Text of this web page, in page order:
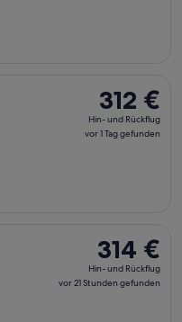
312 €
Hin-
und
312 €
Hin- und Rückflug
vor 1 Tag gefunden
314 €
Hin-
und
314 €
Hin- und Rückflug
vor 21 Stunden gefunden